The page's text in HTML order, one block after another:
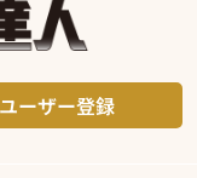
ユーザー登録